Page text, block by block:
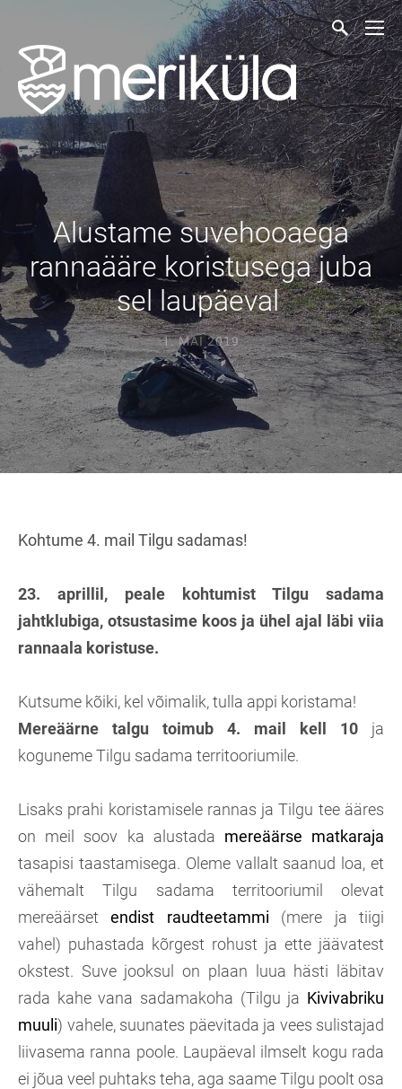
Alustame suvehooaega
rannaääre koristusega juba
sel laupäeval
1. MAI 2019
Kohtume 4. mail Tilgu sadamas!
23. aprillil, peale kohtumist Tilgu sadama
jahtklubiga, otsustasime koos ja ühel ajal läbi viia
rannaala koristuse.
Kutsume kõiki, kel võimalik, tulla appi koristama!
Mereäärne talgu toimub 4. mail kell 10 ja
koguneme Tilgu sadama territooriumile.
Lisaks prahi koristamisele rannas ja Tilgu tee ääres
on meil soov ka alustada mereäärse matkaraja
tasapisi taastamisega. Oleme vallalt saanud loa, et
vähemalt Tilgu sadama territooriumil olevat
mereäärsetendist raudteetammi (mere ja tiigi
vahel) puhastada kõrgest rohust ja ette jäävatest
okstest. Suve jooksul on plaan luua hästi läbitav
rada kahe vana sadamakoha (Tilgu ja Kivivabriku
muuli) vahele, suunates päevitada ja vees sulistajad
liivasema ranna poole. Laupäeval ilmselt kogu rada
ei jõua veel puhtaks teha, aga saame Tilgu poolt osa